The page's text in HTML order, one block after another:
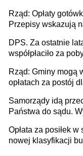
Rząd: Opłaty
Przepisy wskazują
DPS. Za ostatnie
współpłaciło za
Rząd: Gminy mogą
opłatach za postój
Samorządy idą
Państwa do sądu.
Opłata za posiłek
nowej klasyfikacji